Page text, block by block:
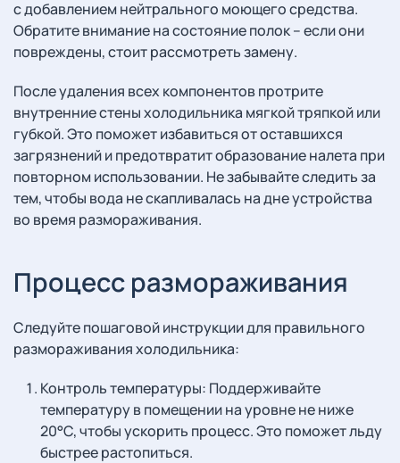
с добавлением нейтрального моющего средства.
Обратите внимание на состояние полок – если они
повреждены, стоит рассмотреть замену.
После удаления всех компонентов протрите
внутренние стены холодильника мягкой тряпкой или
губкой. Это поможет избавиться от оставшихся
загрязнений и предотвратит образование налета при
повторном использовании. Не забывайте следить за
тем, чтобы вода не скапливалась на дне устройства
во время размораживания.
Процесс размораживания
Следуйте пошаговой инструкции для правильного
размораживания холодильника:
Контроль температуры: Поддерживайте
температуру в помещении на уровне не ниже
20°C, чтобы ускорить процесс. Это поможет льду
быстрее растопиться.